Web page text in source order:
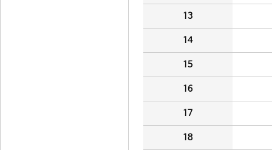
13
14
15
16
17
18